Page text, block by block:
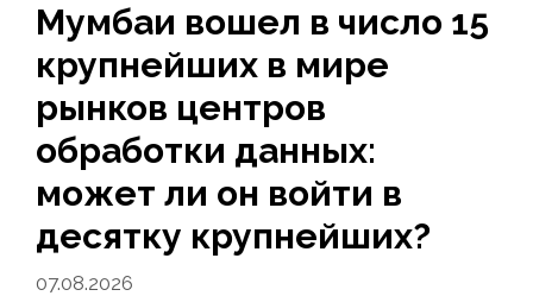
Мумбаи вошел в число 15
крупнейших в мире
рынков центров
обработки данных:
может ли он войти в
десятку крупнейших?
07.08.2026